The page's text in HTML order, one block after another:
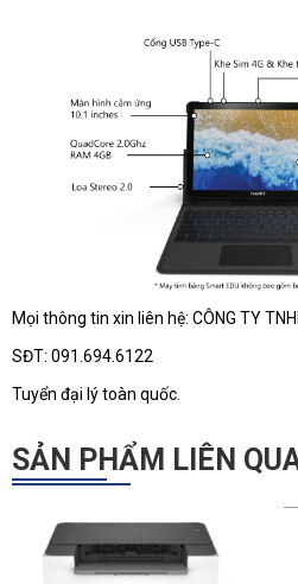
Mọi thông tin xin liên hệ: CÔNG TY
SĐT: 091.694.6122
Tuyển đại lý toàn quốc.
SẢN PHẨM LIÊN